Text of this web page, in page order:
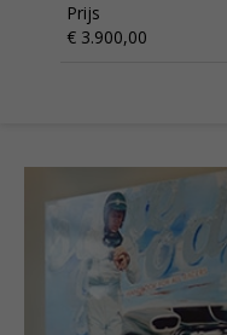
Prijs
€ 3.900,00